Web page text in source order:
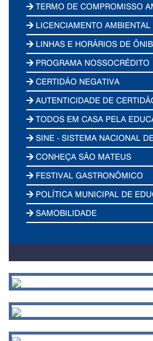
TERMO DE COMPROMISSO
LICENCIAMENTO AMBIENTAL
LINHAS E HORÁRIOS DE
PROGRAMA NOSSOCRÉDITO
CERTIDÃO NEGATIVA
AUTENTICIDADE DE
TODOS EM CASA PELA
SINE - SISTEMA NACIONAL
CONHEÇA SÃO MATEUS
FESTIVAL GASTRONÔMICO
POLÍTICA MUNICIPAL DE
SAMOBILIDADE